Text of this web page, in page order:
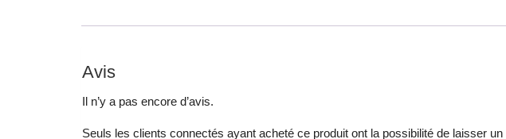
Avis
Il n’y a pas encore d’avis.
Seuls les clients connectés ayant acheté ce produit ont la possibilité de laisser un